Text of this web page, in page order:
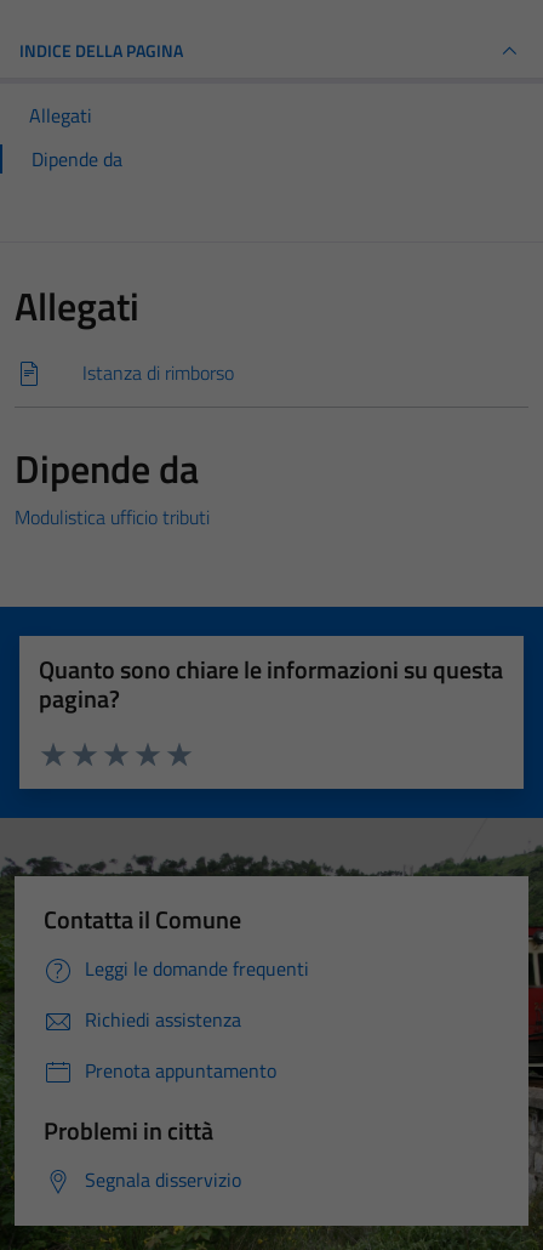
INDICE DELLA PAGINA
Allegati
Dipende da
Allegati
Istanza di rimborso
Dipende da
Modulistica ufficio tributi
Quanto sono chiare le informazioni su questa
pagina?
Valuta 5 stelle su 5
Valuta 4 stelle su 5
Valuta 3 stelle su 5
Valuta 2 stelle su 5
Valuta 1 stelle su 5
Contatta il Comune
Leggi le domande frequenti
Richiedi assistenza
Prenota appuntamento
Problemi in città
Segnala disservizio